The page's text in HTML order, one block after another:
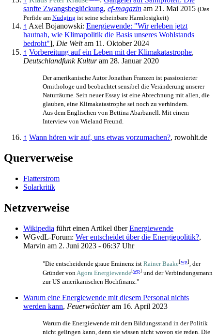
sanfte Zwangsbeglückung, ef-magazin am 21. Mai 2015 (Das
Perfide am Nudging ist seine scheinbare Harmlosigkeit)
↑ Axel Bojanowski: Energiewende: "Wir erleben jetzt
hautnah, wie Klimapolitik die Basis unseres Wohlstands
bedroht"], Die Weltam 11. Oktober 2024
↑ Vorbereitung auf ein Leben mit der Klimakatastrophe,
Deutschlandfunk Kulturam 28. Januar 2020
Der amerikanische Autor Jonathan Franzen ist passionierter
Ornithologe und beobachtet sensibel die Veränderung unserer
Naturräume. Sein neuer Essay ist eine Abrechnung mit allen, die
glauben, eine Klimakatastrophe sei noch zu verhindern.
Aus dem Englischen von Bettina Abarbanell. Mit einem
Interview von Wieland Freund.
↑ Wann hören wir auf, uns etwas vorzumachen?, rowohlt.de
Querverweise
Flatterstrom
Solarkritik
Netzverweise
Wikipedia führt einen Artikel überEnergiewende
WGvdL-Forum: Wer entscheidet über die Energiepolitik?,
Marvin am 2. Juni 2023 - 06:37 Uhr
"Die entscheidende graue Eminenz ist Rainer Baake[wp] , der
Gründer von Agora Energiewende[wp] und der Verbindungsmann
zur US-amerikanischen Hochfinanz."
Warum eine Energiewende mit diesem Personal nichts
werden kann, Feuerwächteram 16. April 2023
Warum die Energiewende mit dem Bildungsstand in der Politik
nicht gelingen kann, denn sie wissen nicht wovon sie reden. Die